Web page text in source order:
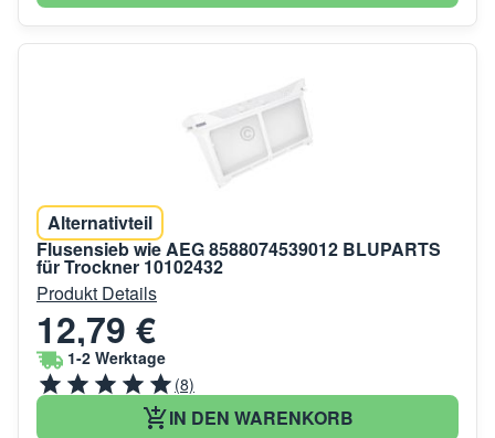
Alternativteil
Flusensieb wie AEG 8588074539012 BLUPARTS
für Trockner 10102432
Produkt Details
12,79 €
1-2 Werktage
(8)
IN DEN WARENKORB